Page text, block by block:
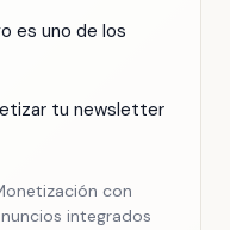
es uno de los
tu newsletter
con
integrados